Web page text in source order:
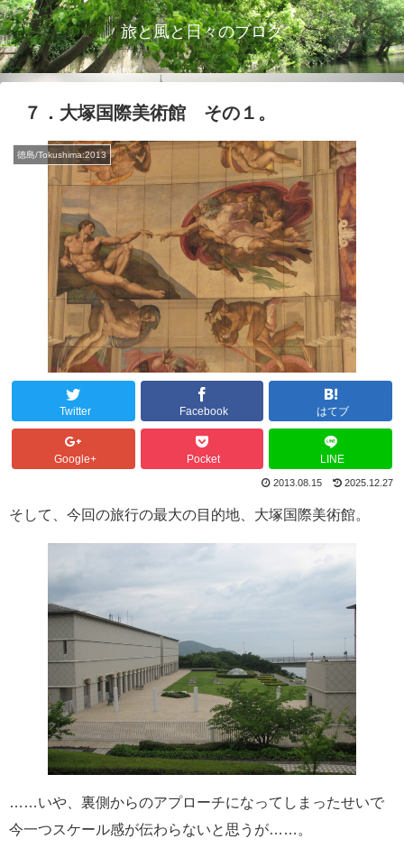
旅と風と日々のブログ
７．大塚国際美術館 その１。
徳島/Tokushima:2013
Twitter Facebook はてブ
Google+ Pocket LINE
2013.08.15 2025.12.27
そして、今回の旅行の最大の目的地、大塚国際美術館。
……いや、裏側からのアプローチになってしまったせいで
今一つスケール感が伝わらないと思うが……。